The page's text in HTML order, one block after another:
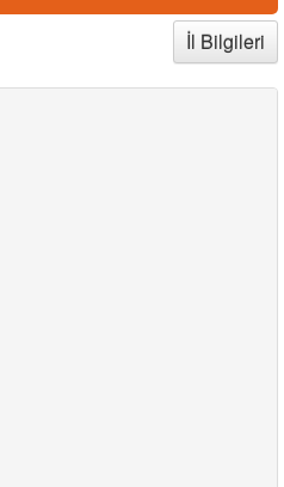
İl Bilgileri